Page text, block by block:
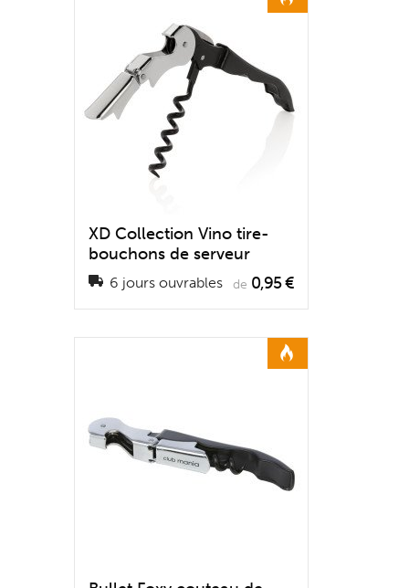
XD Collection Vino tire-
bouchons de serveur
6 jours ouvrables de 0,95 €